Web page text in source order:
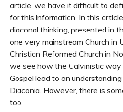
article, we have it difficult to
for this information. In this
diaconal thinking, presented in
one very mainstream Church in
Christian Reformed Church in
we see how the Calvinistic
Gospel lead to an
Diaconia. However, there is
too.